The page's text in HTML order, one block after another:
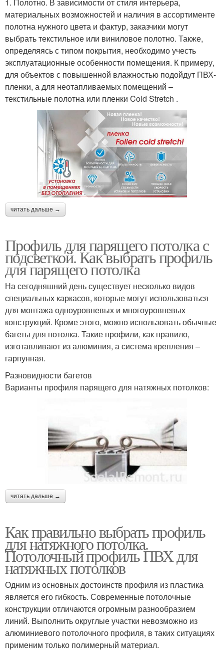
материальных возможностей и наличия в ассортименте
полотна нужного цвета и фактур, заказчики могут
выбрать текстильное или виниловое полотно. Также,
определяясь с типом покрытия, необходимо учесть
эксплуатационные особенности помещения. К примеру,
для объектов с повышенной влажностью подойдут ПВХ-
пленки, а для неотапливаемых помещений –
текстильные полотна или пленки Cold Stretch .
читать дальше →
Профиль для парящего потолка с
подсветкой. Как выбрать профиль
для парящего потолка
На сегодняшний день существует несколько видов
специальных каркасов, которые могут использоваться
для монтажа одноуровневых и многоуровневых
конструкций. Кроме этого, можно использовать обычные
багеты для потолка. Такие профили, как правило,
изготавливают из алюминия, а система крепления –
гарпунная.
Разновидности багетов
Варианты профиля парящего для натяжных потолков:
читать дальше →
Как правильно выбрать профиль
для натяжного потолка.
Потолочный профиль ПВХ для
натяжных потолков
Одним из основных достоинств профиля из пластика
является его гибкость. Современные потолочные
конструкции отличаются огромным разнообразием
линий. Выполнить округлые участки невозможно из
алюминиевого потолочного профиля, в таких ситуациях
применим только полимерный материал.